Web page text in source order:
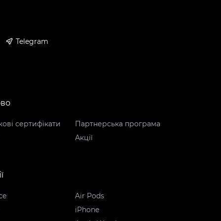
Telegram
сертифікати
Партнерська програма
Акції
Air Pods
iPhone